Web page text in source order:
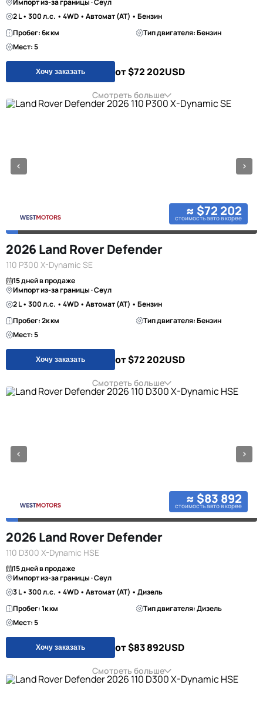
Импорт из-за границы · Сеул
2 L • 300 л.с. • 4WD • Автомат (AT) • Бензин
Пробег: 6к км
Тип двигателя: Бензин
Мест: 5
Хочу заказать от $72 202USD
Смотреть больше
≈ $72 202
стоимость авто в корее
2026 Land Rover Defender
110 P300 X-Dynamic SE
15 дней в продаже
Импорт из-за границы · Сеул
2 L • 300 л.с. • 4WD • Автомат (AT) • Бензин
Пробег: 2к км
Тип двигателя: Бензин
Мест: 5
Хочу заказать от $72 202USD
Смотреть больше
≈ $83 892
стоимость авто в корее
2026 Land Rover Defender
110 D300 X-Dynamic HSE
15 дней в продаже
Импорт из-за границы · Сеул
3 L • 300 л.с. • 4WD • Автомат (AT) • Дизель
Пробег: 1к км
Тип двигателя: Дизель
Мест: 5
Хочу заказать от $83 892USD
Смотреть больше